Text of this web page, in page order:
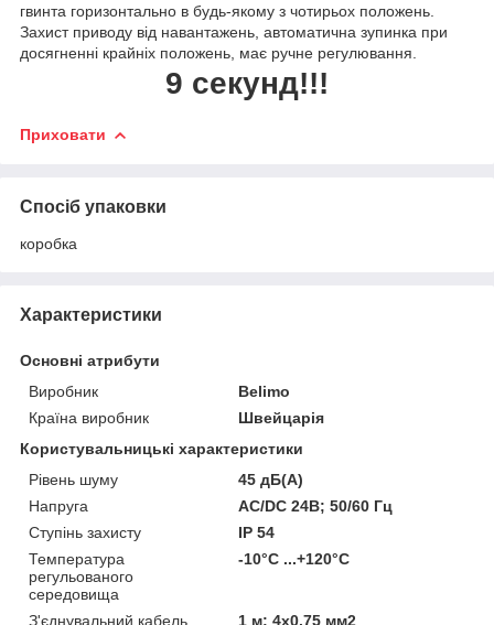
гвинта горизонтально в будь-якому з чотирьох положень.
Захист приводу від навантажень, автоматична зупинка при
досягненні крайніх положень, має ручне регулювання.
9 секунд!!!
Приховати
Спосіб упаковки
коробка
Характеристики
Основні атрибути
Виробник
Belimo
Країна виробник
Швейцарія
Користувальницькі характеристики
Рівень шуму
45 дБ(A)
Напруга
АС/DC 24В; 50/60 Гц
Ступінь захисту
IP 54
Температура
регульованого
середовища
-10°С ...+120°С
З'єднувальний кабель 1 м; 4х0.75 мм2